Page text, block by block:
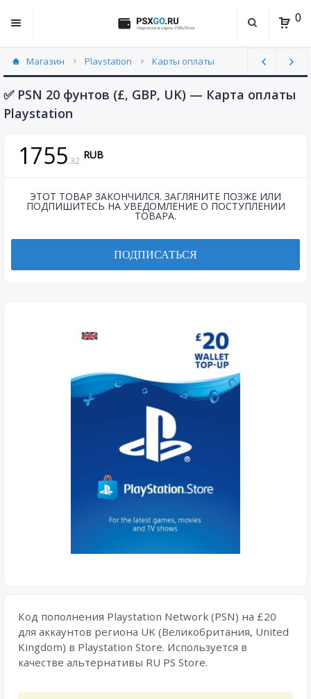
0
Магазин Playstation
Карты оплаты
United Kingdom (UK) (8)
✅ PSN 20 фунтов (£, GBP, UK) — Карта оплаты
Playstation
1755.32 RUB
ЭТОТ ТОВАР ЗАКОНЧИЛСЯ. ЗАГЛЯНИТЕ ПОЗЖЕ ИЛИ
ПОДПИШИТЕСЬ НА УВЕДОМЛЕНИЕ О ПОСТУПЛЕНИИ
ТОВАРА.
ПОДПИСАТЬСЯ
Код пополнения Playstation Network (PSN) на £20
для аккаунтов региона UK (Великобритания, United
Kingdom) в Playstation Store. Используется в
качестве альтернативы RU PS Store.